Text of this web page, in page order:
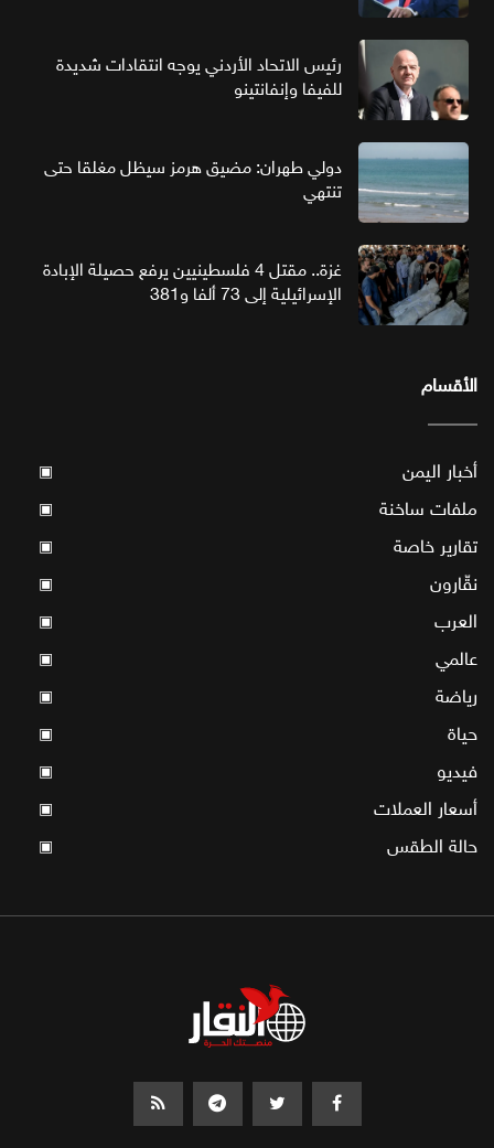
رئيس الاتحاد الأردني يوجه انتقادات شديدة
للفيفا وإنفانتينو
دولي طهران: مضيق هرمز سيظل مغلقا حتى
تنتهي
غزة.. مقتل 4 فلسطينيين يرفع حصيلة الإبادة
الإسرائيلية إلى 73 ألفا و381
الأقسام
أخبار اليمن ▣
ملفات ساخنة ▣
تقارير خاصة ▣
نقّارون ▣
العرب ▣
عالمي ▣
رياضة ▣
حياة ▣
فيديو ▣
أسعار العملات ▣
حالة الطقس ▣